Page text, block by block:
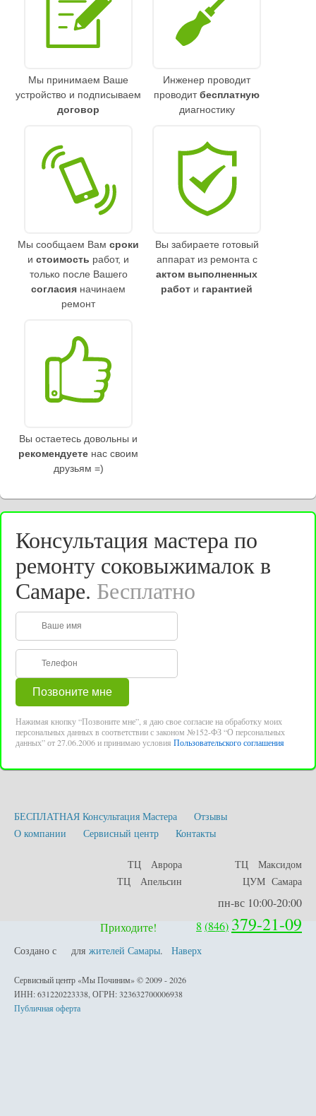
Мы принимаем Ваше
устройство и подписываем
договор
Инженер проводит
проводитбесплатную
диагностику
Мы сообщаем Вам сроки
и стоимость работ, и
только после Вашего
согласия начинаем
ремонт
Вы забираете готовый
аппарат из ремонта с
актом выполненных
работ и гарантией
Вы остаетесь довольны и
рекомендуете нас своим
друзьям =)
Консультация мастера по
ремонту соковыжималок в
Самаре. Бесплатно
Нажимая кнопку “Позвоните мне”, я даю свое согласие на обработку моих
персональных данных в соответствии с законом №152-ФЗ “О персональных
данных” от 27.06.2006 и принимаю условия Пользовательского соглашения
БЕСПЛАТНАЯ Консультация Мастера
Отзывы
О компании
Сервисный центр Контакты
ТЦ Аврора
ТЦ Максидом
ТЦ Апельсин
ЦУМ Самара
пн-вс 10:00-20:00
Приходите!
8 (846) 379-21-09
Создано с любовью
для жителей Самары. Наверх
Сервисный центр «Мы Починим» © 2009 - 2026
ИНН: 631220223338, ОГРН: 323632700006938
Публичная оферта